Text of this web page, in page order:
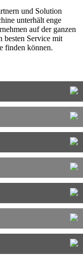
und Solution
unterhält enge
auf der ganzen
besten Service mit
finden können.